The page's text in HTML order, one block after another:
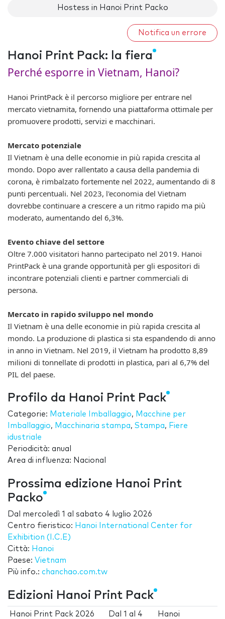
Hostess in Hanoi Print Packo
Notifica un errore
Hanoi Print Pack: la fiera
Perché esporre in Vietnam, Hanoi?
Hanoi PrintPack è il percorso migliore per entrare nel
mercato vietnamita, fornendo una piattaforma ottimale per
promuovere prodotti, servizi e macchinari.
Mercato potenziale
Il Vietnam è una delle economie in più rapida crescita al
mondo. Dopo aver rallentato a causa della pandemia di
corona, è rimbalzato fortemente nel 2022, aumentando di 8
punti percentuali. Nel 2023, l'economia del Vietnam
dovrebbe continuare a crescere a un ritmo rapido ma più
moderato, aumentando del 6,3%.
Evento chiave del settore
Oltre 7.000 visitatori hanno partecipato nel 2019. Hanoi
PrintPack è una grande opportunità per gli espositori di
incontrare potenziali clienti e partner commerciali di
persona.
Mercato in rapido sviluppo nel mondo
Il Vietnam è una delle economie in più rapida crescita al
mondo. La produzione di plastica si sta espandendo di anno
in anno in Vietnam. Nel 2019, il Vietnam ha prodotto 8,89
milioni di tonnellate di prodotti in plastica, pari al 6,7% del
PIL del paese.
Profilo da Hanoi Print Pack
Categorie: Materiale Imballaggio, Macchine per
Imballaggio, Macchinaria stampa, Stampa, Fiere
idustriale
Periodicità: anual
Area di influenza: Nacional
Prossima edizione Hanoi Print
Packo
Dal mercoledì 1 al sabato 4 luglio 2026
Centro fieristico: Hanoi International Center for
Exhibition (I.C.E)
Città: Hanoi
Paese: Vietnam
Più info.: chanchao.com.tw
Edizioni Hanoi Print Pack
Hanoi Print Pack 2026 Dal1 al 4
Hanoi